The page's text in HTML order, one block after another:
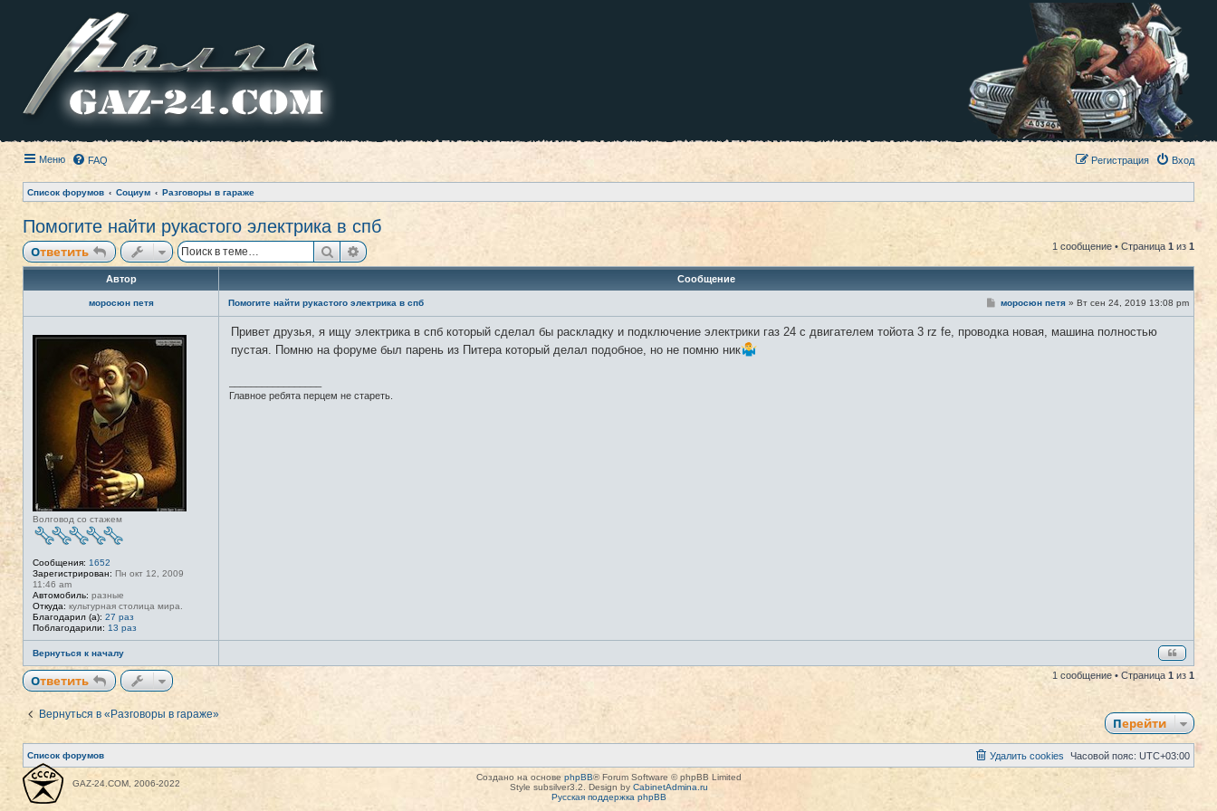
Меню FAQ Вход
Регистрация
Список форумов Социум Разговоры в гараже
Помогите найти рукастого электрика в спб
Ответить ПоискРасширенный поиск 1 сообщение • Страница 1 из 1
Автор Сообщение
моросюн петя
Н
Волговод со стажем
Сообщения: 1652
Зарегистрирован: Пн окт 12, 2009
11:46 am
Автомобиль: разные
Откуда: культурная столица мира.
Благодарил (а): 27 раз
Поблагодарили: 13 раз
Помогите найти рукастого электрика в спб #1
С
б
моросюн петя » Вт сен 24, 2019 13:08 pm
Привет друзья, я ищу электрика в спб который сделал бы раскладку и подключение электрики газ 24 с двигателем тойота 3 rz fe, проводка новая, машина полностью
пустая. Помню на форуме был парень из Питера который делал подобное, но не помню ник
Главное ребята перцем не стареть.
Вернуться к началу
Ответить 1 сообщение • Страница 1 из 1
Вернуться в «Разговоры в гараже»
Перейти
Список форумов Часовой пояс: UTC+03:00
Удалить cookies
GAZ-24.COM, 2006-2022
Создано на основе phpBB® Forum Software © phpBB Limited
Style subsilver3.2. Design by CabinetAdmina.ru
Русская поддержка phpBB